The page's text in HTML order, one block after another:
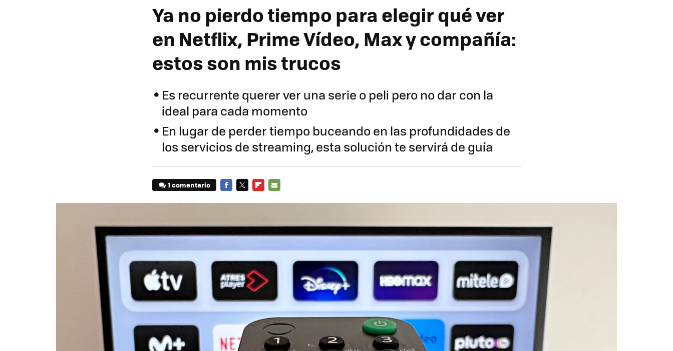
Ya no pierdo tiempo para elegir qué ver
en Netflix, Prime Vídeo, Max y compañía:
estos son mis trucos
Es recurrente querer ver una serie o peli pero no dar con la
ideal para cada momento
En lugar de perder tiempo buceando en las profundidades de
los servicios de streaming, esta solución te servirá de guía
1 comentario